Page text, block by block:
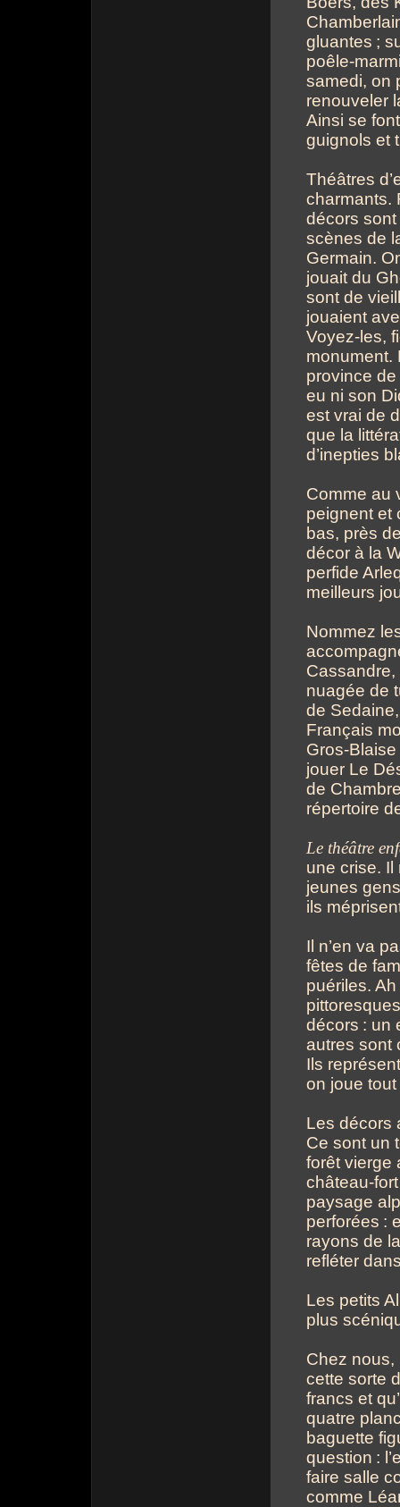
gluantes ;
poêle-
samedi, on
renouveler
Ainsi se
guignols et
Théâtres
charmants.
décors
scènes de
Germain.
jouait du
sont de
jouaient
Voyez-les,
monument.
province de
eu ni son
est vrai de
que la
d’inepties
Comme au
peignent et
bas, près
décor à la
perfide
meilleurs
Nommez
Cassandre,
nuagée de
de
Français
Gros-Blaise
jouer Le
de
répertoire
Le théâtre
une crise. Il
jeunes
ils
Il n’en va
fêtes de
puériles. Ah
pittoresques
décors : un
autres sont
Ils
on joue
Les décors
Ce sont un
forêt vierge
château-
paysage
perforées :
rayons de
refléter
Les petits
plus
Chez nous,
cette sorte
francs et
quatre
baguette
question :
faire salle
comme